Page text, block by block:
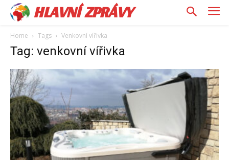
HLAVNÍ ZPRÁVY
Home Tags Venkovní vířivka
Tag: venkovní vířivka